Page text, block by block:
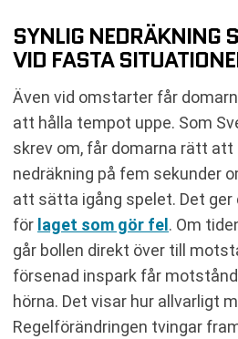
SYNLIG NEDRÄKNING
VID FASTA
Även vid omstarter får
att hålla tempot uppe. Som
skrev om, får domarna rätt att
nedräkning på fem sekunder
att sätta igång spelet. Det
för laget som gör fel. Om
går bollen direkt över till
försenad inspark får
hörna. Det visar hur allvarligt
Regelförändringen tvingar